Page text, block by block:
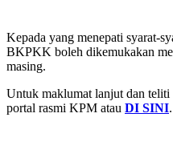
Kepada yang menepati syarat-
BKPKK boleh dikemukakan
masing.
Untuk maklumat lanjut dan
portal rasmi KPM atau DI SINI.